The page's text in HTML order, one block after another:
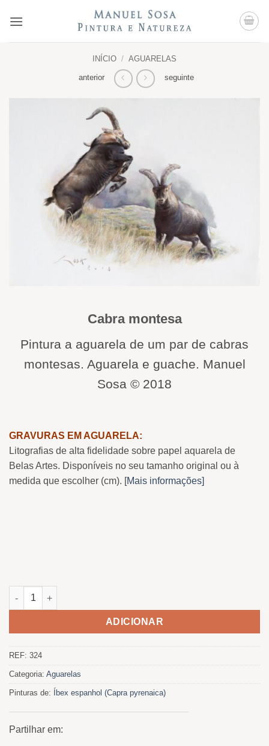
INÍCIO / AGUARELAS
anterior seguinte
Cabra montesa
Pintura a aguarela de um par de cabras
montesas. Aguarela e guache. Manuel
Sosa © 2018
GRAVURAS EM AGUARELA:
Litografias de alta fidelidade sobre papel aquarela de
Belas Artes. Disponíveis no seu tamanho original ou à
medida que escolher (cm). [Mais informações]
Quantidade de Cabra montés
ADICIONAR
REF: 324
Categoria: Aguarelas
Pinturas de: Íbex espanhol (Capra pyrenaica)
Partilhar em: